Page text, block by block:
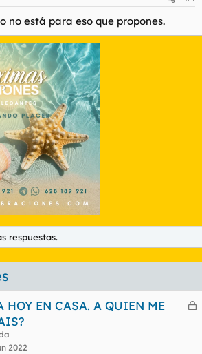
no está para eso que propones.
respuestas.
C
HOY EN CASA. A QUIEN ME
2022